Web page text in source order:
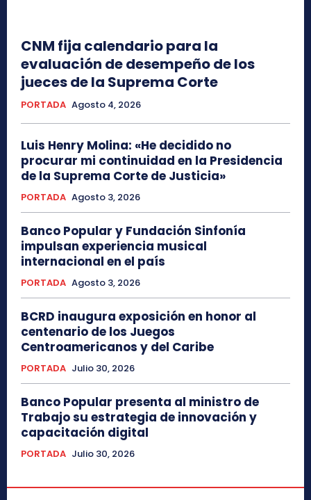
CNM fija calendario para la
evaluación de desempeño de los
jueces de la Suprema Corte
PORTADA Agosto 4, 2026
Luis Henry Molina: «He decidido no
procurar mi continuidad en la Presidencia
de la Suprema Corte de Justicia»
PORTADA Agosto 3, 2026
Banco Popular y Fundación Sinfonía
impulsan experiencia musical
internacional en el país
PORTADA Agosto 3, 2026
BCRD inaugura exposición en honor al
centenario de los Juegos
Centroamericanos y del Caribe
PORTADA Julio 30, 2026
Banco Popular presenta al ministro de
Trabajo su estrategia de innovación y
capacitación digital
PORTADA Julio 30, 2026